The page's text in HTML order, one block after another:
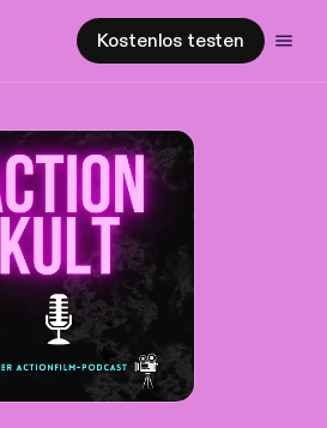
Kostenlos testen